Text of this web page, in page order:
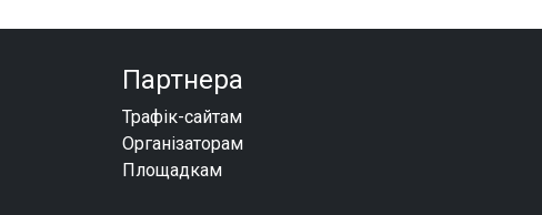
Партнера
Трафік-сайтам
Організаторам
Площадкам